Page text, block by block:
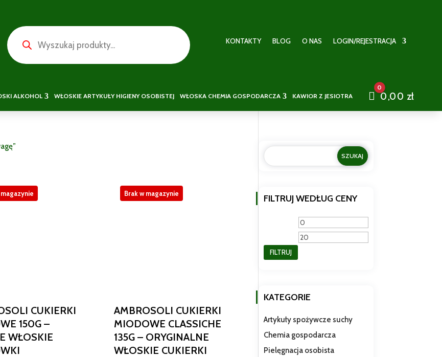
Wyszukiwarka
produktów KONTAKTY BLOG O NAS LOGIN/REJESTRACJA
ALKOHOL WŁOSKIE ARTYKUŁY HIGIENY OSOBISTEJ WŁOSKA CHEMIA GOSPODARCZA KAWIOR Z JESIOTRA Cart
0
0,00 zł
CUKIERKI
150G –
WŁOSKIE
AMBROSOLI CUKIERKI
MIODOWE CLASSICHE
135G – ORYGINALNE
WŁOSKIE CUKIERKI
Brak w magazynie FILTRUJ WEDŁUG CENY
Cena
min
FILTRUJ
KATEGORIE
Artykuły spożywcze suchy
Chemia gospodarcza
Pielęgnacja osobista